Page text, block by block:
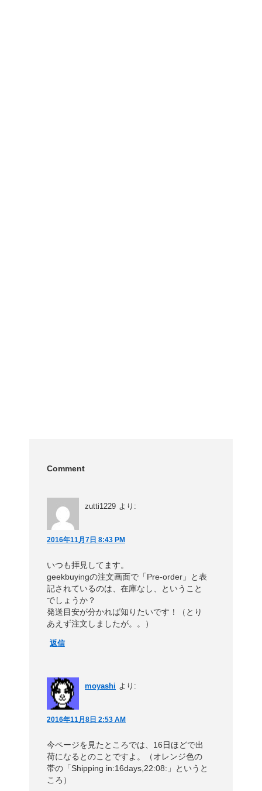
Comment
zutti1229 より:
2016年11月7日 8:43 PM
いつも拝見してます。
geekbuyingの注文画面で「Pre-order」と表
記されているのは、在庫なし、ということ
でしょうか？
発送目安が分かれば知りたいです！（とり
あえず注文しましたが。。）
返信
moyashi より:
2016年11月8日 2:53 AM
今ページを見たところでは、16日ほどで出
荷になるとのことですよ。（オレンジ色の
帯の「Shipping in:16days,22:08:」というと
ころ）